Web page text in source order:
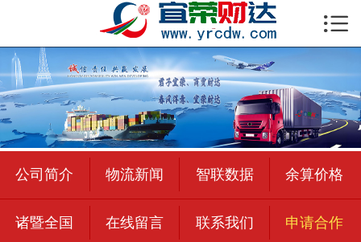
 首页
公司简介
物流新闻
绍兴至全国
合作加盟
宜荣智联

公司简介 物流新闻 智联数据 余算价格
诸暨全国 在线留言 联系我们 申请合作